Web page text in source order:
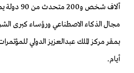
آلاف شخص
مجال الذكاء الاصطناعي ورؤساء كبرى
بمقر مركز الملك عبدالعزيز الدولي
أيام.